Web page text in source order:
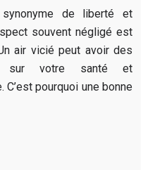
synonyme de liberté et
souvent négligé est
air vicié peut avoir des
sur votre santé et
C’est pourquoi une bonne